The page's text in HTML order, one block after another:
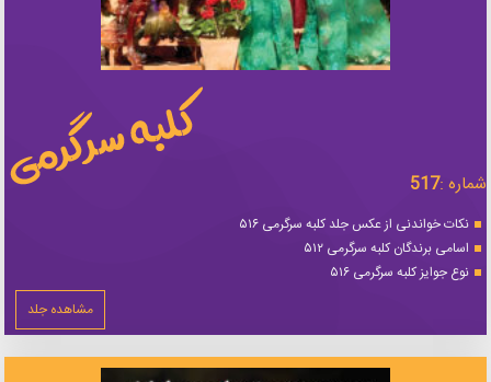
شماره :517
نکات خواندنی از عکس جلد کلبه سرگرمی ۵۱۶
اسامی برندگان کلبه سرگرمی ۵۱۲
نوع جوایز کلبه سرگرمی ۵۱۶
مشاهده جلد